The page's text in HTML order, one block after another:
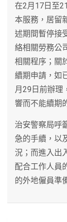
在2月17日至
本服務，居留
述期間暫停接
絡相關勞務公
相關程序；關
續期申請，如
月29日前辦理
響而不能續期
治安警察局呼
急的手續，以
況；而進入出
配合工作人員
的外地僱員準